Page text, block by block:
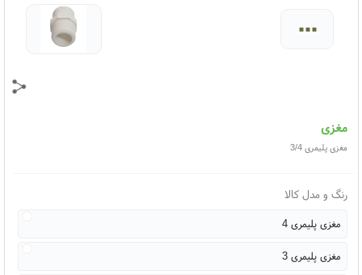
...
مغزی
مغزی پلیمری 3/4
رنگ و مدل کالا
مغزی پلیمری 4
مغزی پلیمری 3